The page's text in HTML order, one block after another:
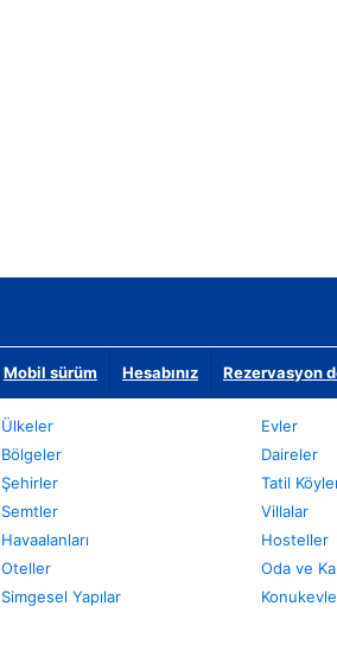
Mobil sürüm Hesabınız Rezervasyon
Ülkeler
Bölgeler
Şehirler
Semtler
Havaalanları
Oteller
Simgesel Yapılar
Evler
Daireler
Tatil
Villalar
Hosteller
Oda ve